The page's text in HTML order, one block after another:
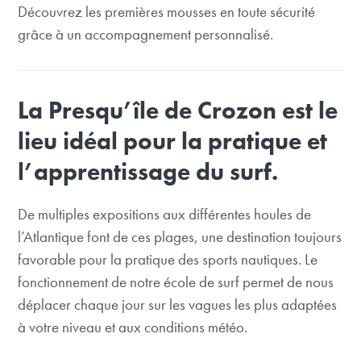
Découvrez les premières mousses en toute sécurité
grâce à un accompagnement personnalisé.
La Presqu’île de Crozon est le
lieu idéal pour la pratique et
l’apprentissage du surf.
De multiples expositions aux différentes houles de
l’Atlantique font de ces plages, une destination toujours
favorable pour la pratique des sports nautiques. Le
fonctionnement de notre école de surf permet de nous
déplacer chaque jour sur les vagues les plus adaptées
à votre niveau et aux conditions météo.